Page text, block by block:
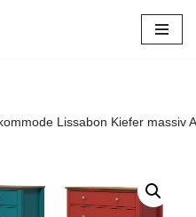
Lissabon Kiefer massiv